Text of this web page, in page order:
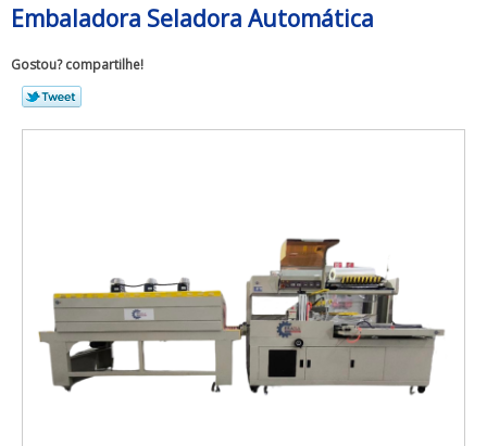
Embaladora Seladora Automática
Gostou? compartilhe!